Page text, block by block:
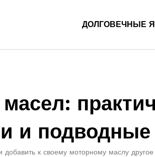
ДОЛГОВЕЧНЫЕ
и
добавить к своему моторному маслу